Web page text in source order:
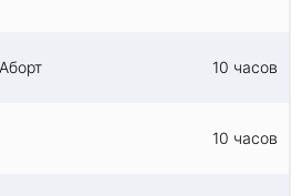
10 часов
10 часов